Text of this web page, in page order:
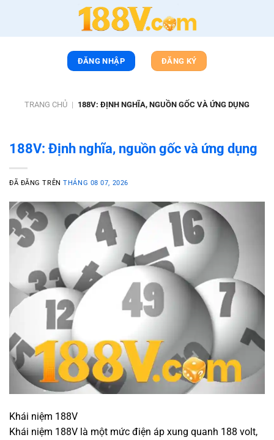
nội
ĐĂNG NHẬP ĐĂNG KÝ
TRANG CHỦ | 188V: ĐỊNH NGHĨA, NGUỒN GỐC VÀ ỨNG DỤNG
188V: Định nghĩa, nguồn gốc và ứng dụng
ĐÃ ĐĂNG TRÊNTHÁNG 08 07, 2026
Khái niệm 188V
Khái niệm 188V là một mức điện áp xung quanh 188 volt,